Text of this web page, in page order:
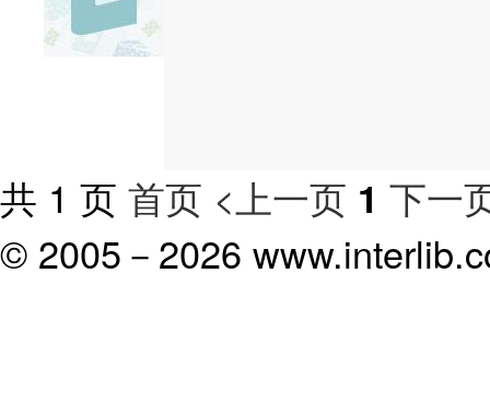
共 1 页 首页 <上一页 1 下一
© 2005－ 2026